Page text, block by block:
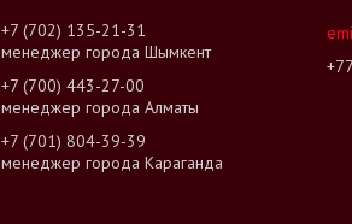
+7 (702) 135-21-31
менеджер города Шымкент
+7 (700) 443-27-00
менеджер города Алматы
+7 (701) 804-39-39
менеджер города Караганда